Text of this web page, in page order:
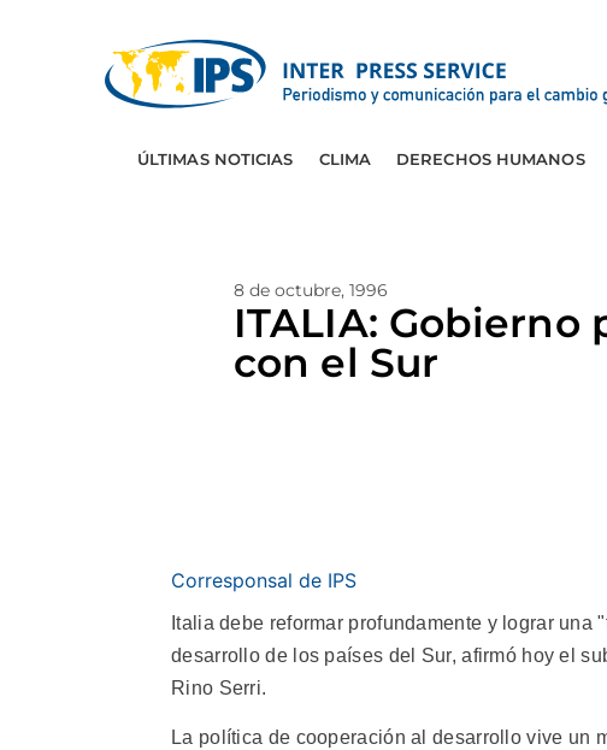
ÚLTIMAS NOTICIAS CLIMA DERECHOS HUMANOS
8 de octubre, 1996
ITALIA:
con el Sur
Corresponsal de IPS
Italia debe reformar profundamente y lograr
desarrollo de los países del Sur, afirmó hoy el
Rino Serri.
La política de cooperación al desarrollo vive un